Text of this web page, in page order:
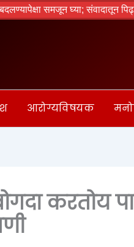
समजून घ्या; संवादातून पिढ्यांमधील
आरोग्यविषयक
करतोय